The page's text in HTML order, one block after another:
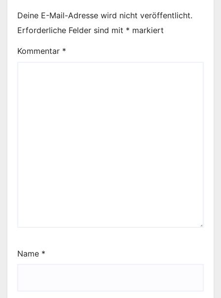
Deine E-Mail-Adresse wird nicht veröffentlicht.
Erforderliche Felder sind mit * markiert
Kommentar *
Name *